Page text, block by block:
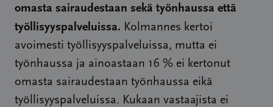
omasta sairaudestaan sekä työnhaussa että
työllisyyspalveluissa. Kolmannes kertoi
avoimesti työllisyyspalveluissa, mutta ei
työnhaussa ja ainoastaan 16 % ei kertonut
omasta sairaudestaan työnhaussa eikä
työllisyyspalveluissa. Kukaan vastaajista ei